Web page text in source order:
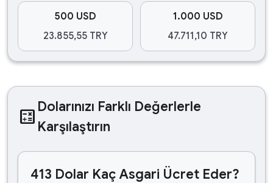
500 USD
23.855,55 TRY
1.000 USD
47.711,10 TRY
calculate Dolarınızı Farklı Değerlerle
Karşılaştırın
413 Dolar Kaç Asgari Ücret Eder?